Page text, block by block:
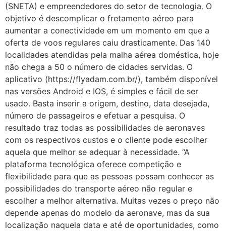
(SNETA) e empreendedores do setor de tecnologia. O
objetivo é descomplicar o fretamento aéreo para
aumentar a conectividade em um momento em que a
oferta de voos regulares caiu drasticamente. Das 140
localidades atendidas pela malha aérea doméstica, hoje
não chega a 50 o número de cidades servidas. O
aplicativo (https://flyadam.com.br/), também disponível
nas versões Android e IOS, é simples e fácil de ser
usado. Basta inserir a origem, destino, data desejada,
número de passageiros e efetuar a pesquisa. O
resultado traz todas as possibilidades de aeronaves
com os respectivos custos e o cliente pode escolher
aquela que melhor se adequar à necessidade. “A
plataforma tecnológica oferece competição e
flexibilidade para que as pessoas possam conhecer as
possibilidades do transporte aéreo não regular e
escolher a melhor alternativa. Muitas vezes o preço não
depende apenas do modelo da aeronave, mas da sua
localização naquela data e até de oportunidades, como